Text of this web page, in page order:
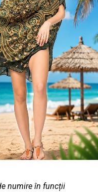
numire în funcții